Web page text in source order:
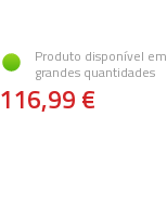
Produto disponível em
grandes quantidades
116,99 €